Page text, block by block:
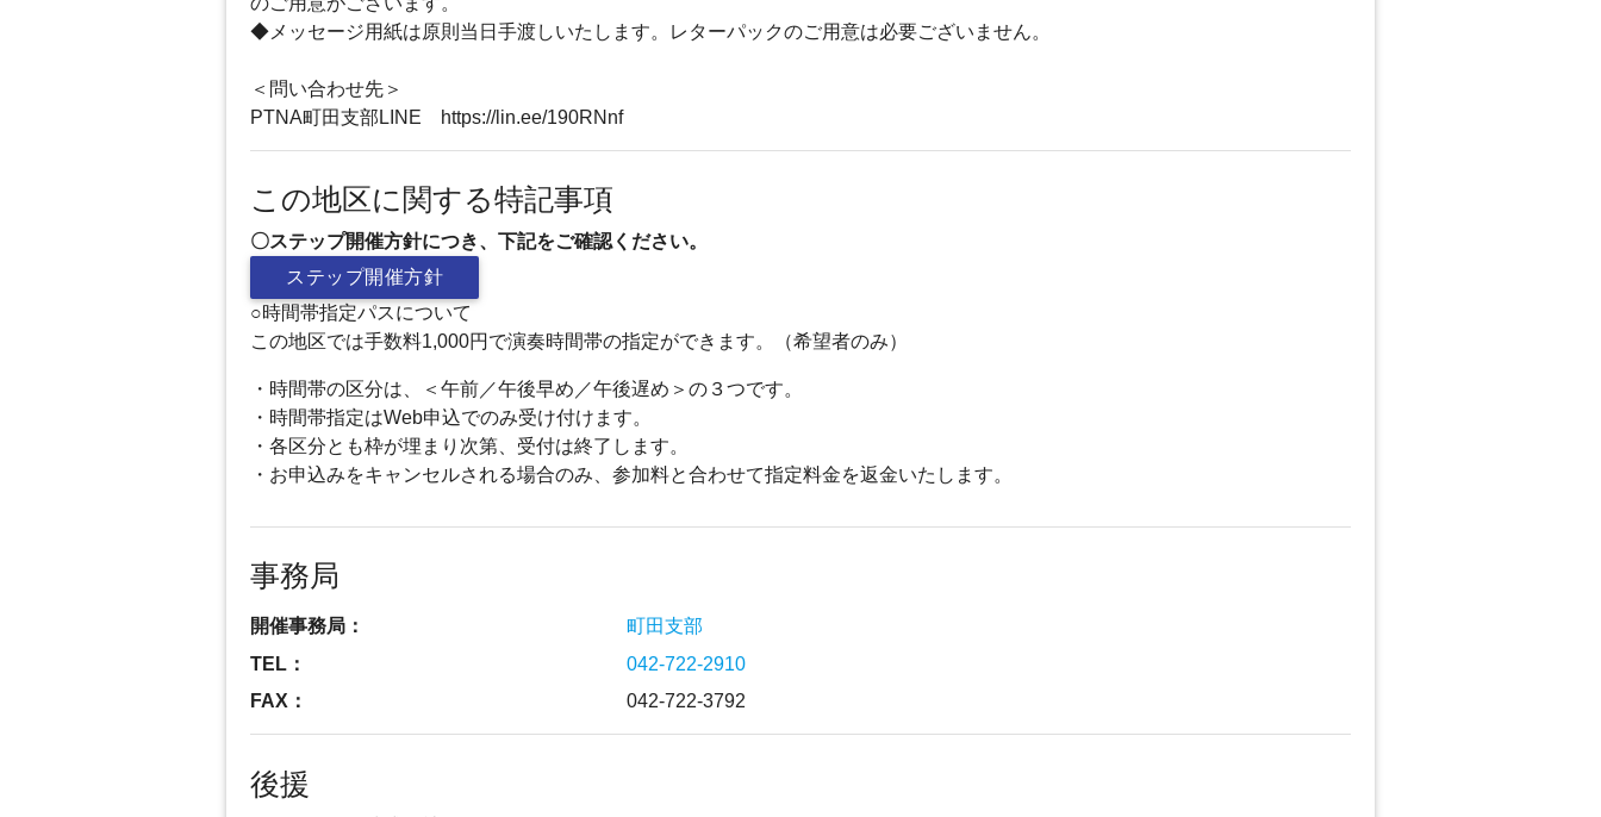
◆メッセージ用紙は原則当日手渡しいたします。レターパックのご用意は必要ございません。
＜問い合わせ先＞
PTNA町田支部LINE https://lin.ee/190RNnf
この地区に関する特記事項
〇ステップ開催方針につき、下記をご確認ください。
ステップ開催方針
○時間帯指定パスについて
この地区では手数料1,000円で演奏時間帯の指定ができます。（希望者のみ）
・時間帯の区分は、＜午前／午後早め／午後遅め＞の３つです。
・時間帯指定はWeb申込でのみ受け付けます。
・各区分とも枠が埋まり次第、受付は終了します。
・お申込みをキャンセルされる場合のみ、参加料と合わせて指定料金を返金いたします。
事務局
開催事務局：
町田支部
TEL：
042-722-2910
FAX：
042-722-3792
後援